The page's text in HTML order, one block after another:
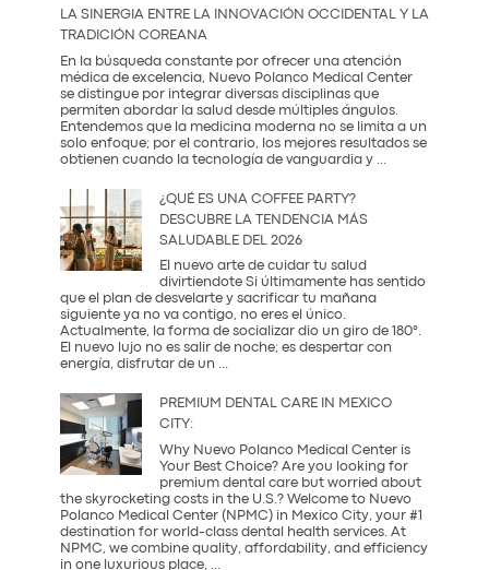
que
Realmente
Necesita:
Salud
y
Prevención
LA SINERGIA ENTRE LA INNOVACIÓN OCCIDENTAL Y LA
TRADICIÓN COREANA
En la búsqueda constante por ofrecer una atención
médica de excelencia, Nuevo Polanco Medical Center
se distingue por integrar diversas disciplinas que
permiten abordar la salud desde múltiples ángulos.
Entendemos que la medicina moderna no se limita a un
solo enfoque; por el contrario, los mejores resultados se
obtienen cuando la tecnología de vanguardia y
Tradición
¿QUÉ ES UNA COFFEE PARTY?
DESCUBRE LA TENDENCIA MÁS
SALUDABLE DEL 2026
El nuevo arte de cuidar tu salud
divirtiendote Si últimamente has sentido
que el plan de desvelarte y sacrificar tu mañana
siguiente ya no va contigo, no eres el único.
Actualmente, la forma de socializar dio un giro de 180°.
El nuevo lujo no es salir de noche; es despertar con
energía, disfrutar de un ...
una
Descubre
la
tendencia
más
saludable
del
2026
PREMIUM DENTAL CARE IN MEXICO
CITY:
Why Nuevo Polanco Medical Center is
Your Best Choice? Are you looking for
premium dental care but worried about
the skyrocketing costs in the U.S.? Welcome to Nuevo
Polanco Medical Center (NPMC) in Mexico City, your #1
destination for world-class dental health services. At
NPMC, we combine quality, affordability, and efficiency
in one luxurious place,